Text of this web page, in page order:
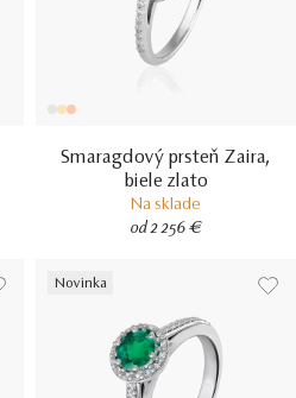
Smaragdový prsteň Zaira,
biele zlato
Na sklade
od 2 256 €
Novinka